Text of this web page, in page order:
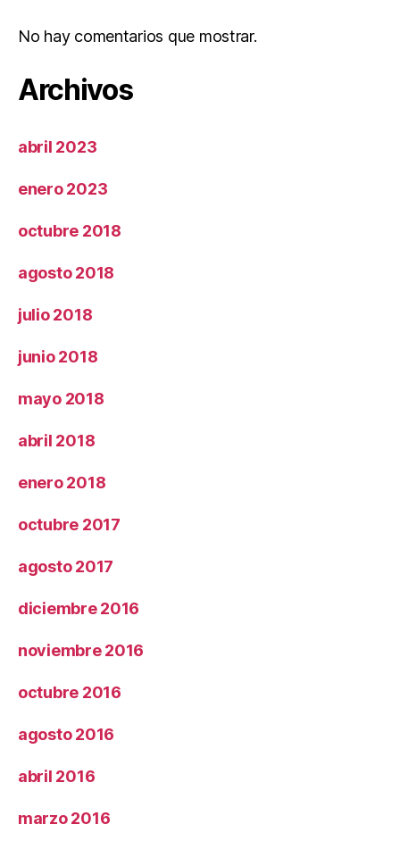
No hay comentarios que mostrar.
Archivos
abril 2023
enero 2023
octubre 2018
agosto 2018
julio 2018
junio 2018
mayo 2018
abril 2018
enero 2018
octubre 2017
agosto 2017
diciembre 2016
noviembre 2016
octubre 2016
agosto 2016
abril 2016
marzo 2016